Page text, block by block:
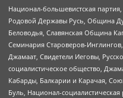
Национал-большевистская
Родовой Державы Русь, Община
Беловодья, Славянская Община
Семинария Староверов-
Джамаат, Свидетели Иеговы,
социалистическое общество,
Кабарды, Балкарии и Карачая,
Буль, Национал-